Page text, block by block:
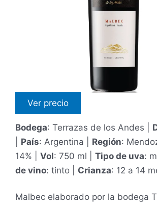
Ver precio
Bodega: Terrazas de los Andes |
País: Argentina | Región:
14% | Vol: 750 ml | Tipo de uva:
de vino: tinto | Crianza: 12 a 14
Malbec elaborado por la bodega